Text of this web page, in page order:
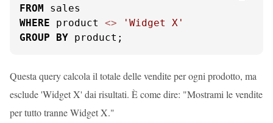
FROM
WHERE product <>
'Widget X'
GROUP
BY product;
Questa query calcola il totale delle vendite per ogni prodotto, ma
esclude 'Widget X' dai risultati. È come dire: "Mostrami le vendite
per tutto tranne Widget X."